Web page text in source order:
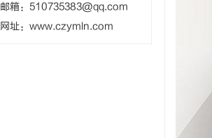
邮箱： 510735383@qq.com
网址：www.czymln.com